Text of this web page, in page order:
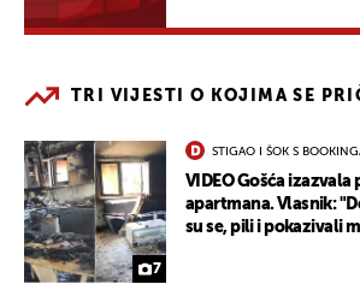
TRI VIJESTI O KOJIMA SE
7
STIGAO I ŠOK S
VIDEO Gošća
apartmana. Vlasnik:
su se, pili i pokazivali